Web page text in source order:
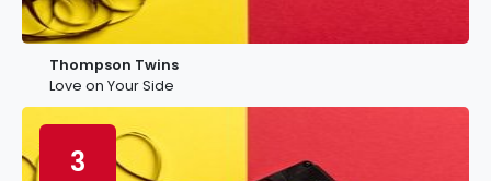
Thompson Twins
Love on Your Side
3